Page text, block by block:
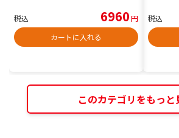
税込 6960円
カートに入れる
税込
このカテゴリをもっと